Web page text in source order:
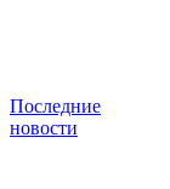
Последние
новости